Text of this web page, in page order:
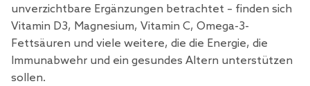
unverzichtbare Ergänzungen betrachtet – finden sich
Vitamin D3, Magnesium, Vitamin C, Omega-3-
Fettsäuren und viele weitere, die die Energie, die
Immunabwehr und ein gesundes Altern unterstützen
sollen.